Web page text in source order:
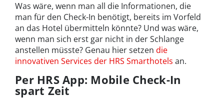
Was wäre, wenn man all die Informationen, die
man für den Check-In benötigt, bereits im Vorfeld
an das Hotel übermitteln könnte? Und was wäre,
wenn man sich erst gar nicht in der Schlange
anstellen müsste? Genau hier setzen die
innovativen Services der HRS Smarthotels an.
Per HRS App: Mobile Check-In
spart Zeit